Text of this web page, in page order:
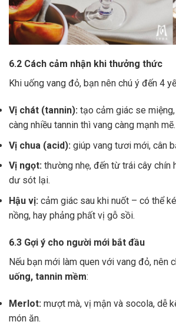
6.2 Cách cảm nhận khi thưởng thức
Khi uống vang đỏ, bạn nên chú ý đến 4
Vị chát (tannin): tạo cảm giác se
càng nhiều tannin thì vang càng mạnh mẽ.
Vị chua (acid): giúp vang tươi mới, cân
Vị ngọt: thường nhẹ, đến từ trái cây
dư sót lại.
Hậu vị: cảm giác sau khi nuốt – có thể
nồng, hay phảng phất vị gỗ sồi.
6.3 Gợi ý cho người mới bắt đầu
Nếu bạn mới làm quen với vang đỏ, nên
uống, tannin mềm:
Merlot: mượt mà, vị mận và socola, dễ
món ăn.